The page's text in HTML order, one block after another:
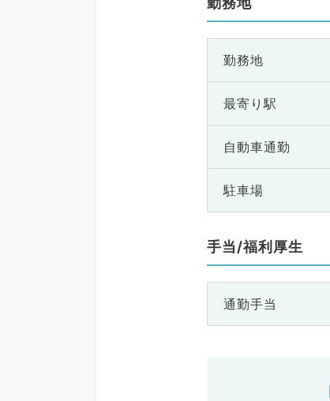
勤務地
最寄り駅
自動車通勤
駐車場
手当/福利厚生
通勤手当